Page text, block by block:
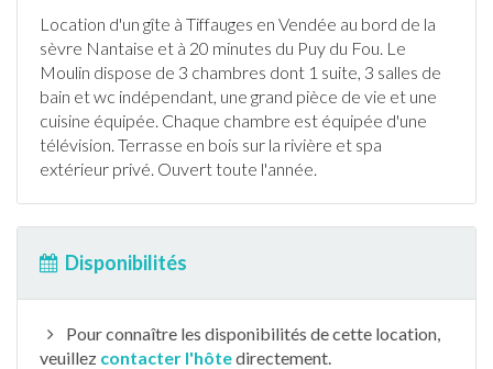
Location d'un gîte à Tiffauges en Vendée au bord de la
sèvre Nantaise et à 20 minutes du Puy du Fou. Le
Moulin dispose de 3 chambres dont 1 suite, 3 salles de
bain et wc indépendant, une grand pièce de vie et une
cuisine équipée. Chaque chambre est équipée d'une
télévision. Terrasse en bois sur la rivière et spa
extérieur privé. Ouvert toute l'année.
Disponibilités
Pour connaître les disponibilités de cette location,
veuillez contacter l'hôtedirectement.